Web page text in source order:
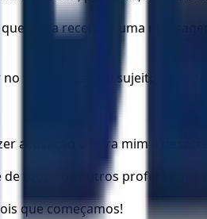
tinha recebido uma
templo, estarei sujeito a
acusação contra mim e
de todos os outros profetas
que começamos!